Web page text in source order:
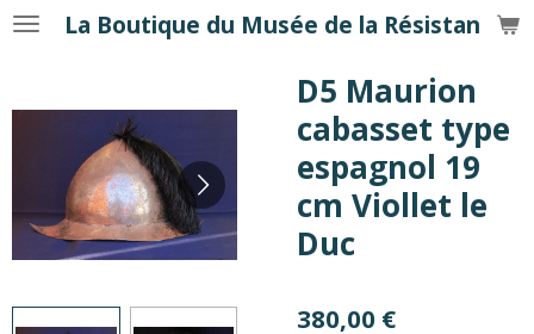
Passer
principal
La Boutique du Musée de la Résistance
D5 Maurion
cabasset type
espagnol 19
cm Viollet le
Duc
380,00 €